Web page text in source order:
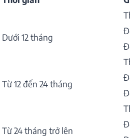
Dưới 12 tháng
Từ 12 đến 24 tháng
Từ 24 tháng trở lên